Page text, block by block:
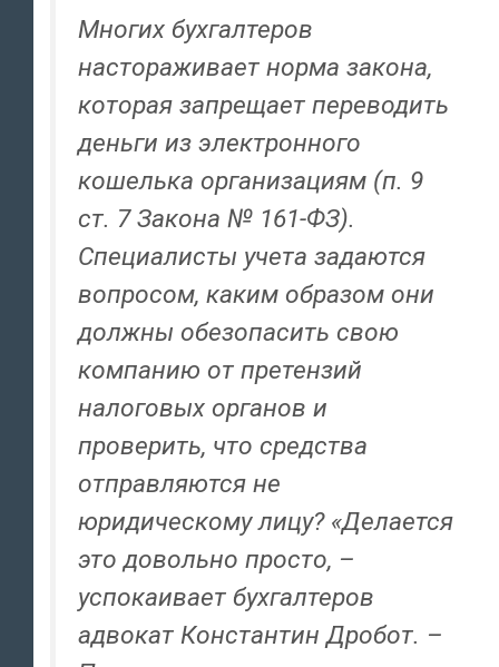
Многих бухгалтеров
настораживает норма закона,
которая запрещает переводить
деньги из электронного
кошелька организациям (п. 9
ст. 7 Закона № 161-ФЗ).
Специалисты учета задаются
вопросом, каким образом они
должны обезопасить свою
компанию от претензий
налоговых органов и
проверить, что средства
отправляются не
юридическому лицу? «Делается
это довольно просто, –
успокаивает бухгалтеров
адвокат Константин Дробот. –